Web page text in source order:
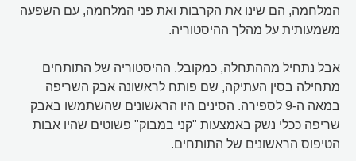
המלחמה, הם שינו את הקרבות ואת פני המלחמה, עם השפעה
משמעותית על מהלך ההיסטוריה.
אבל נתחיל מההתחלה, כמקובל. ההיסטוריה של התותחים
מתחילה בסין העתיקה, שם פותח לראשונה אבק השריפה
במאה ה-9 לספירה. הסינים היו הראשונים שהשתמשו באבק
שריפה ככלי נשק באמצעות "קני במבוק" פשוטים שהיו אבות
הטיפוס הראשונים של התותחים.